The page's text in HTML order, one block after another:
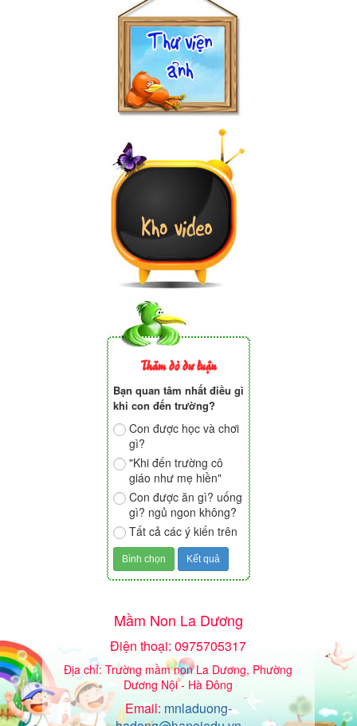
Thăm dò dư luận
Bạn quan tâm nhất điều gì
khi con đến trường?
Con được học và chơi
gì?
"Khi đến trường cô
giáo như mẹ hiền"
Con được ăn gì? uống
gì? ngủ ngon không?
Tất cả các ý kiến trên
Mầm Non La Dương
Điện thoại: 0975705317
Địa chỉ: Trường mầm non La Dương, Phường
Dương Nội - Hà Đông
Email: mnladuong-